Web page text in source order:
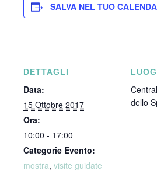
SALVA NEL TUO
DETTAGLI
Data:
15 Ottobre 2017
Ora:
10:00 - 17:00
Categorie Evento:
mostra, visite guidate
dello